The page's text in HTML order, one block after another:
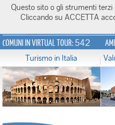
COMUNI IN VIRTUAL TOUR:542
Turismo in Italia
Questo sito o gli strumenti
Cliccando su ACCETTA